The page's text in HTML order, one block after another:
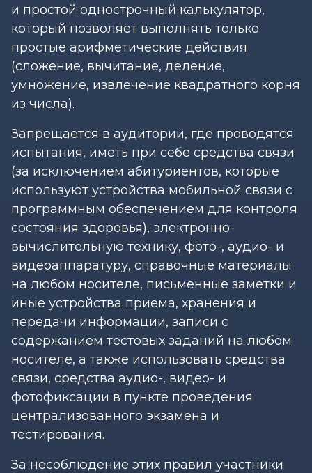
и простой однострочный калькулятор,
который позволяет выполнять только
простые арифметические действия
(сложение, вычитание, деление,
умножение, извлечение квадратного корня
из числа).
Запрещается в аудитории, где проводятся
испытания, иметь при себе средства связи
(за исключением абитуриентов, которые
используют устройства мобильной связи с
программным обеспечением для контроля
состояния здоровья), электронно-
вычислительную технику, фото-, аудио- и
видеоаппаратуру, справочные материалы
на любом носителе, письменные заметки и
иные устройства приема, хранения и
передачи информации, записи с
содержанием тестовых заданий на любом
носителе, а также использовать средства
связи, средства аудио-, видео- и
фотофиксации в пункте проведения
централизованного экзамена и
тестирования.
За несоблюдение этих правил участники